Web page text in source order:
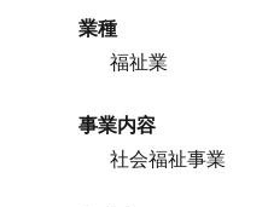
業種
福祉業
事業内容
社会福祉事業